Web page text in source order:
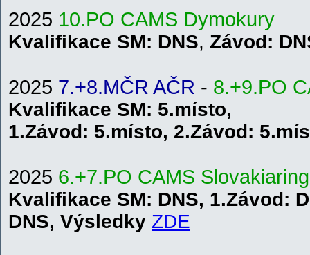
2025 10.PO CAMS Dymokury
Kvalifikace SM: DNS, Závod:
2025 7.+8.MČR AČR - 8.+9.PO
Kvalifikace SM: 5.místo,
1.Závod: 5.místo, 2.Závod:
2025 6.+7.PO CAMS Slovakiaring
Kvalifikace SM: DNS, 1.Závod:
DNS, Výsledky ZDE